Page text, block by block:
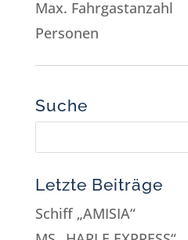
Max.
Personen
Suche
Letzte Beiträge
Schiff „AMISIA“